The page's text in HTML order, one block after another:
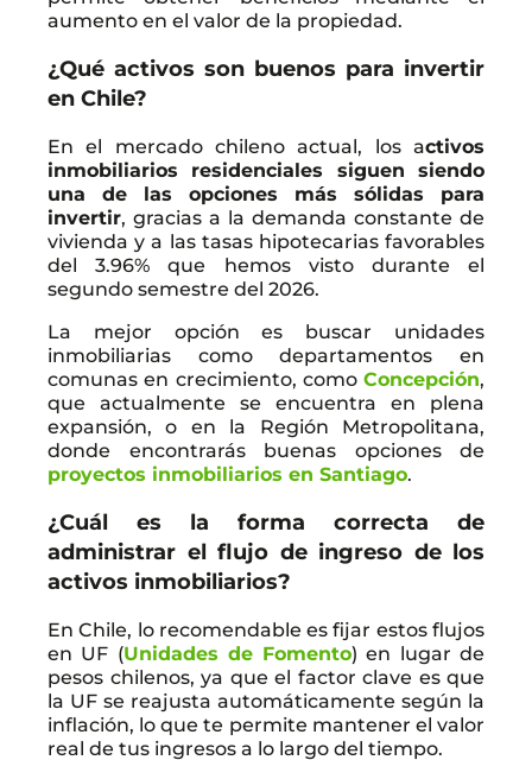
aumento en el valor de la propiedad.
¿Qué activos son buenos para invertir
en Chile?
En el mercado chileno actual, los activos
inmobiliarios residenciales siguen siendo
una de las opciones más sólidas para
invertir, gracias a la demanda constante de
vivienda y a las tasas hipotecarias favorables
del 3.96% que hemos visto durante el
segundo semestre del 2026.
La mejor opción es buscar unidades
inmobiliarias como departamentos en
comunas en crecimiento, como Concepción,
que actualmente se encuentra en plena
expansión, o en la Región Metropolitana,
donde encontrarás buenas opciones de
proyectos inmobiliarios en Santiago.
¿Cuál es la forma correcta de
administrar el flujo de ingreso de los
activos inmobiliarios?
En Chile, lo recomendable es fijar estos flujos
en UF (Unidades de Fomento) en lugar de
pesos chilenos, ya que el factor clave es que
la UF se reajusta automáticamente según la
inflación, lo que te permite mantener el valor
real de tus ingresos a lo largo del tiempo.